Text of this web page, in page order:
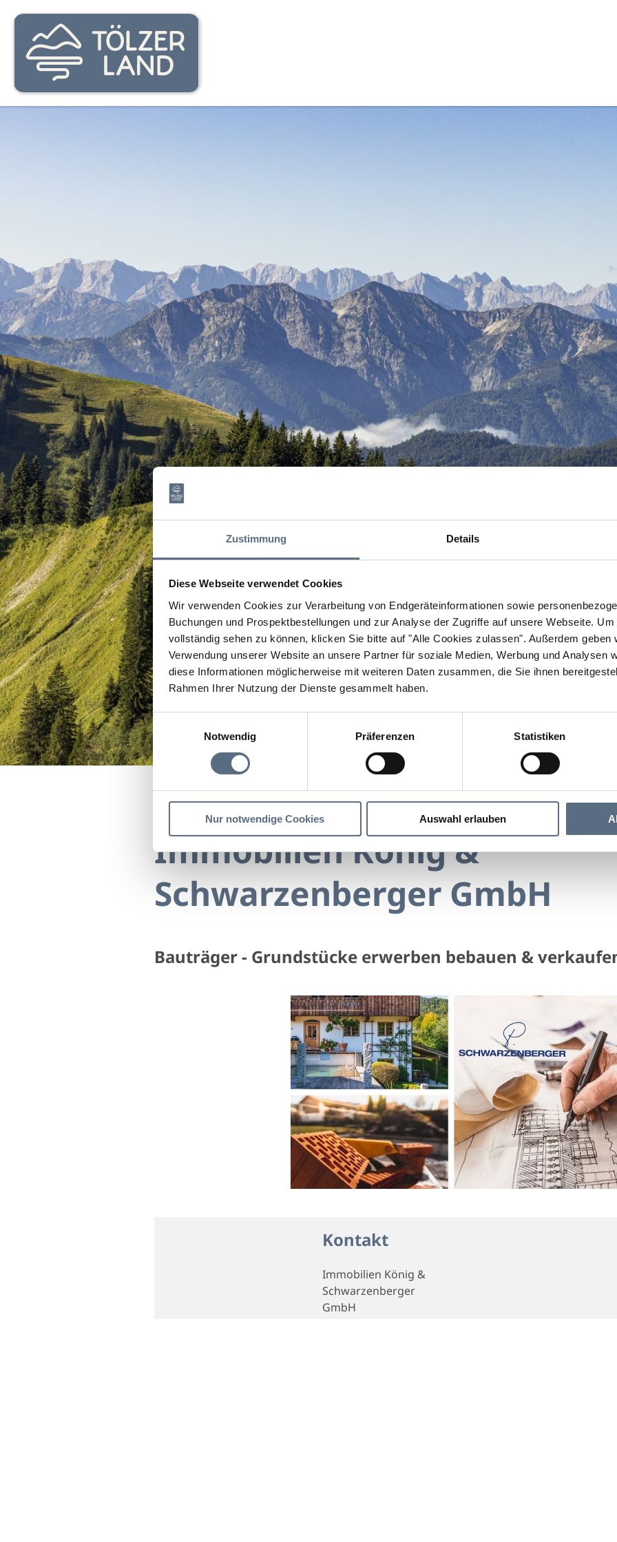
Zustimmung Details
Diese Webseite verwendet Cookies
Wir verwenden Cookies zur Verarbeitung von Endgeräteinformationen sowie
Buchungen und Prospektbestellungen und zur Analyse der Zugriffe auf unsere Webseite. Um
vollständig sehen zu können, klicken Sie bitte auf "Alle Cookies zulassen". Außerdem geben
Verwendung unserer Website an unsere Partner für soziale Medien, Werbung und Analysen
diese Informationen möglicherweise mit weiteren Daten zusammen, die Sie ihnen
Rahmen Ihrer Nutzung der Dienste gesammelt haben.
Einwilligungsauswahl
Notwendig
Präferenzen Statistiken
Nur notwendige Cookies Auswahl erlauben
Immobilien König & Schwarzenberger GmbH
Immobilien König &
Schwarzenberger GmbH
Bauträger - Grundstücke erwerben bebauen &
Kontakt
Immobilien König &
Schwarzenberger
GmbH